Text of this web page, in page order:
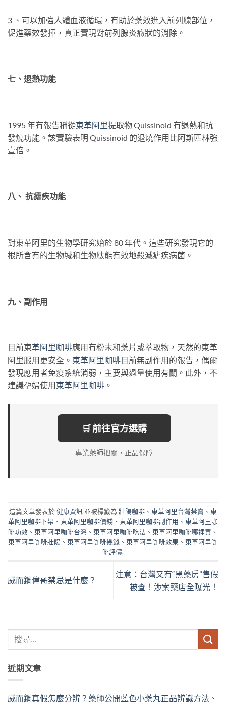
3 、可以加強人體血液循環，有助於藥效進入前列腺部位，
促進藥效發揮，真正實現對前列腺炎癥狀的消除。
七、退熱功能
1995 年有報告稱從東革阿里提取物 Quissinoid 有退熱和抗
發燒功能。該實驗表明 Quissinoid 的退燒作用比阿斯匹林強
壹倍。
八、 抗瘧疾功能
對東革阿里的生物學研究始於 80 年代。這些研究發現它的
根所含有的生物堿和生物肽能有效地殺滅瘧疾病菌。
九、副作用
目前東革阿里咖啡應用有粉末和藥片或萃取物，天然的東革
阿里服用更安全。 東革阿里咖啡目前無副作用的報告，偶爾
發現應用者免疫系統消弱，主要與過量使用有關。此外，不
建議孕婦使用 東革阿里咖啡 。
🛒 前往官方選購
專業藥師把關，正品保障
這篇文章發表於健康資訊 並被標籤為 壯陽咖啡 、 東革阿里台灣禁賣 、 東
革阿里咖啡下架 、 東革阿里咖啡價錢 、 東革阿里咖啡副作用 、 東革阿里咖
啡功效 、 東革阿里咖啡台灣 、 東革阿里咖啡吃法 、 東革阿里咖啡哪裡買 、
東革阿里咖啡壯陽 、 東革阿里咖啡幾錢 、 東革阿里咖啡效果 、 東革阿里咖
啡評價.
威而鋼偉哥禁忌是什麼？
注意：台灣又有“黑藥房”售假
被查！涉案藥店全曝光！
近期文章
威而鋼真假怎麼分辨？藥師公開藍色小藥丸正品辨識方法、